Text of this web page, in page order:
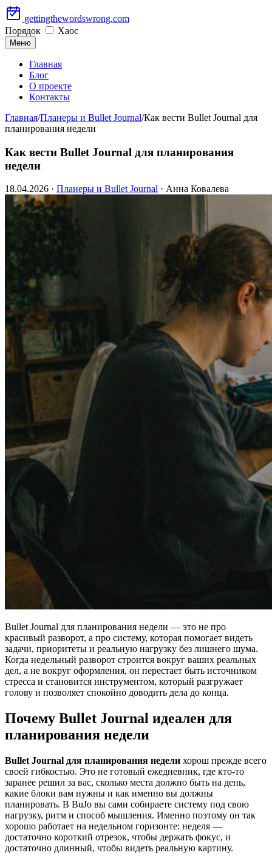
Перейти
к
содержимому
gettingthewordswrong.com
Порядок
Хаос
Меню
Главная
Блог
О проекте
Контакты
Главная/Планеры и Bullet Journal/Как вести Bullet Journal для
планирования недели
Как вести Bullet Journal для планирования
недели
18.04.2026 · Планеры и Bullet Journal · Анна Ковалева
Bullet Journal для планирования недели — это не про
красивый разворот, а про систему, которая помогает видеть
задачи, приоритеты и реальную нагрузку без лишнего шума.
Когда недельный разворот строится вокруг ваших реальных
дел, а не вокруг оформления, он перестает быть источником
стресса и становится инструментом, который разгружает
голову и позволяет спокойно доводить дела до конца.
Почему Bullet Journal идеален для
планирования недели
Bullet Journal для планирования недели хорош прежде всего
своей гибкостью. Это не готовый ежедневник, где кто-то
заранее решил за вас, сколько места должно быть на день,
какие блоки вам нужны и как именно вы должны
планировать. В BuJo вы сами собираете систему под свою
нагрузку, ритм и способ мышления. Именно поэтому он так
хорошо работает на недельном горизонте: неделя —
достаточно короткий отрезок, чтобы держать фокус, и
достаточно длинный, чтобы видеть реальную картину.